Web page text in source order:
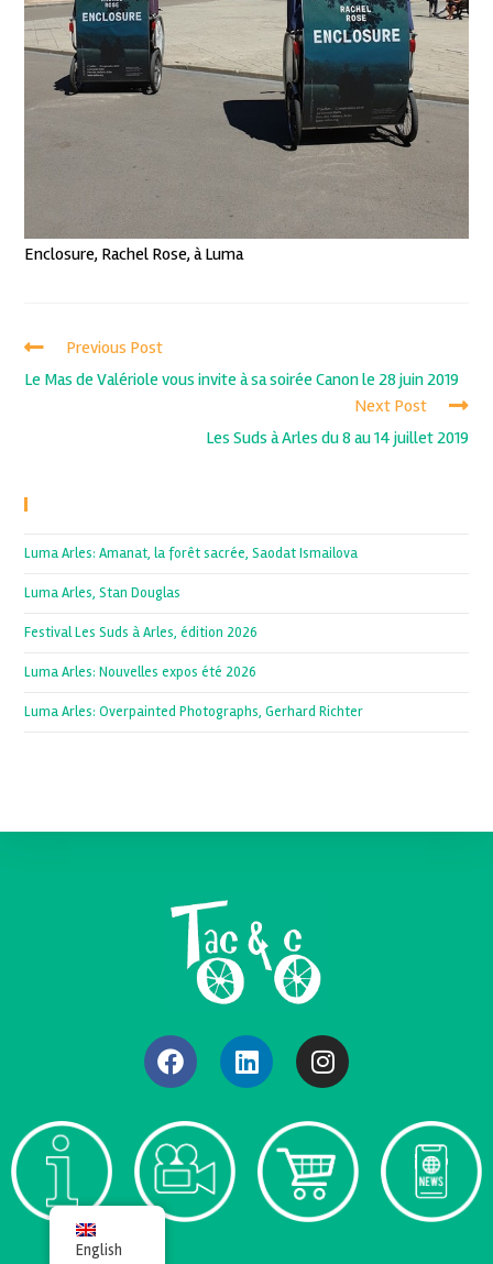
Enclosure, Rachel Rose, à Luma
Previous Post
Le Mas de Valériole vous invite à sa soirée Canon le 28 juin 2019
Next Post
Les Suds à Arles du 8 au 14 juillet 2019
Luma Arles: Amanat, la forêt sacrée, Saodat Ismailova
Luma Arles, Stan Douglas
Festival Les Suds à Arles, édition 2026
Luma Arles: Nouvelles expos été 2026
Luma Arles: Overpainted Photographs, Gerhard Richter
English